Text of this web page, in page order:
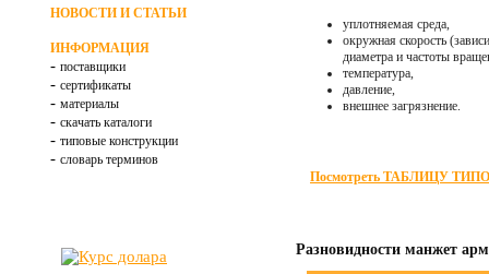
НОВОСТИ И СТАТЬИ
ИНФОРМАЦИЯ
- поставщики
- сертификаты
- материалы
- скачать каталоги
- типовые конструкции
- словарь терминов
уплотняемая среда,
окружная скорость
диаметра и частоты
температура,
давление,
внешнее загрязнение.
Посмотреть ТАБЛИЦУ
Разновидности манжет